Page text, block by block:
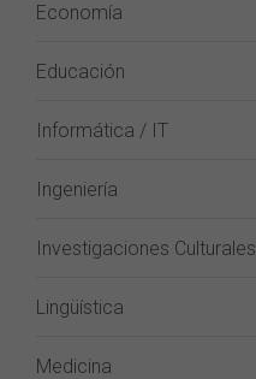
Economía
Educación
Informática / IT
Ingeniería
Investigaciones Culturales
Lingüística
Medicina